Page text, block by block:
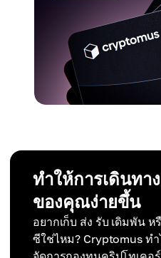
ทำให้การเดินทา
ของคุณง่ายขึ้น
อยากเก็บ ส่ง รับ เดิมพัน
ซีใช่ไหม? Cryptomus ท